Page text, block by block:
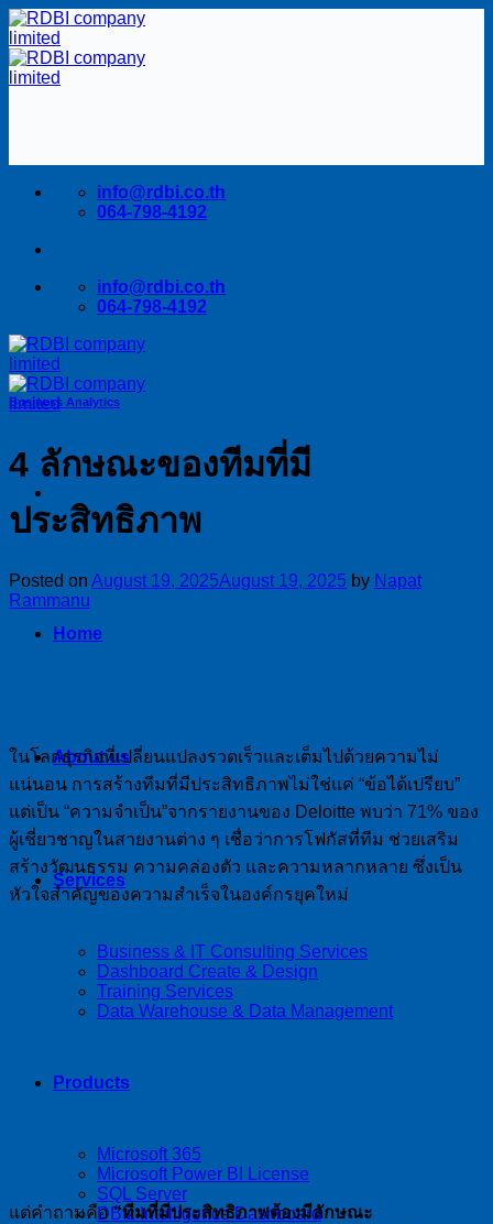
Skip
to
content
info@rdbi.co.th
064-798-4192
info@rdbi.co.th
064-798-4192
Home
About us
Services
Business & IT Consulting Services
Dashboard Create & Design
Training Services
Data Warehouse & Data Management
Products
Microsoft 365
Microsoft Power BI License
SQL Server
DBIz Intelligence Dashboard
Business Analytics
4 ลักษณะของทีมที่มี
ประสิทธิภาพ
Posted on August 19, 2025August 19, 2025 by Napat
Rammanu
ในโลกธุรกิจที่เปลี่ยนแปลงรวดเร็วและเต็มไปด้วยความไม่
แน่นอน การสร้างทีมที่มีประสิทธิภาพไม่ใช่แค่ “ข้อได้เปรียบ”
แต่เป็น “ความจำเป็น”จากรายงานของ Deloitte พบว่า 71% ของ
ผู้เชี่ยวชาญในสายงานต่าง ๆ เชื่อว่าการโฟกัสที่ทีม ช่วยเสริม
สร้างวัฒนธรรม ความคล่องตัว และความหลากหลาย ซึ่งเป็น
หัวใจสำคัญของความสำเร็จในองค์กรยุคใหม่
แต่คำถามคือ“ทีมที่มีประสิทธิภาพต้องมีลักษณะ